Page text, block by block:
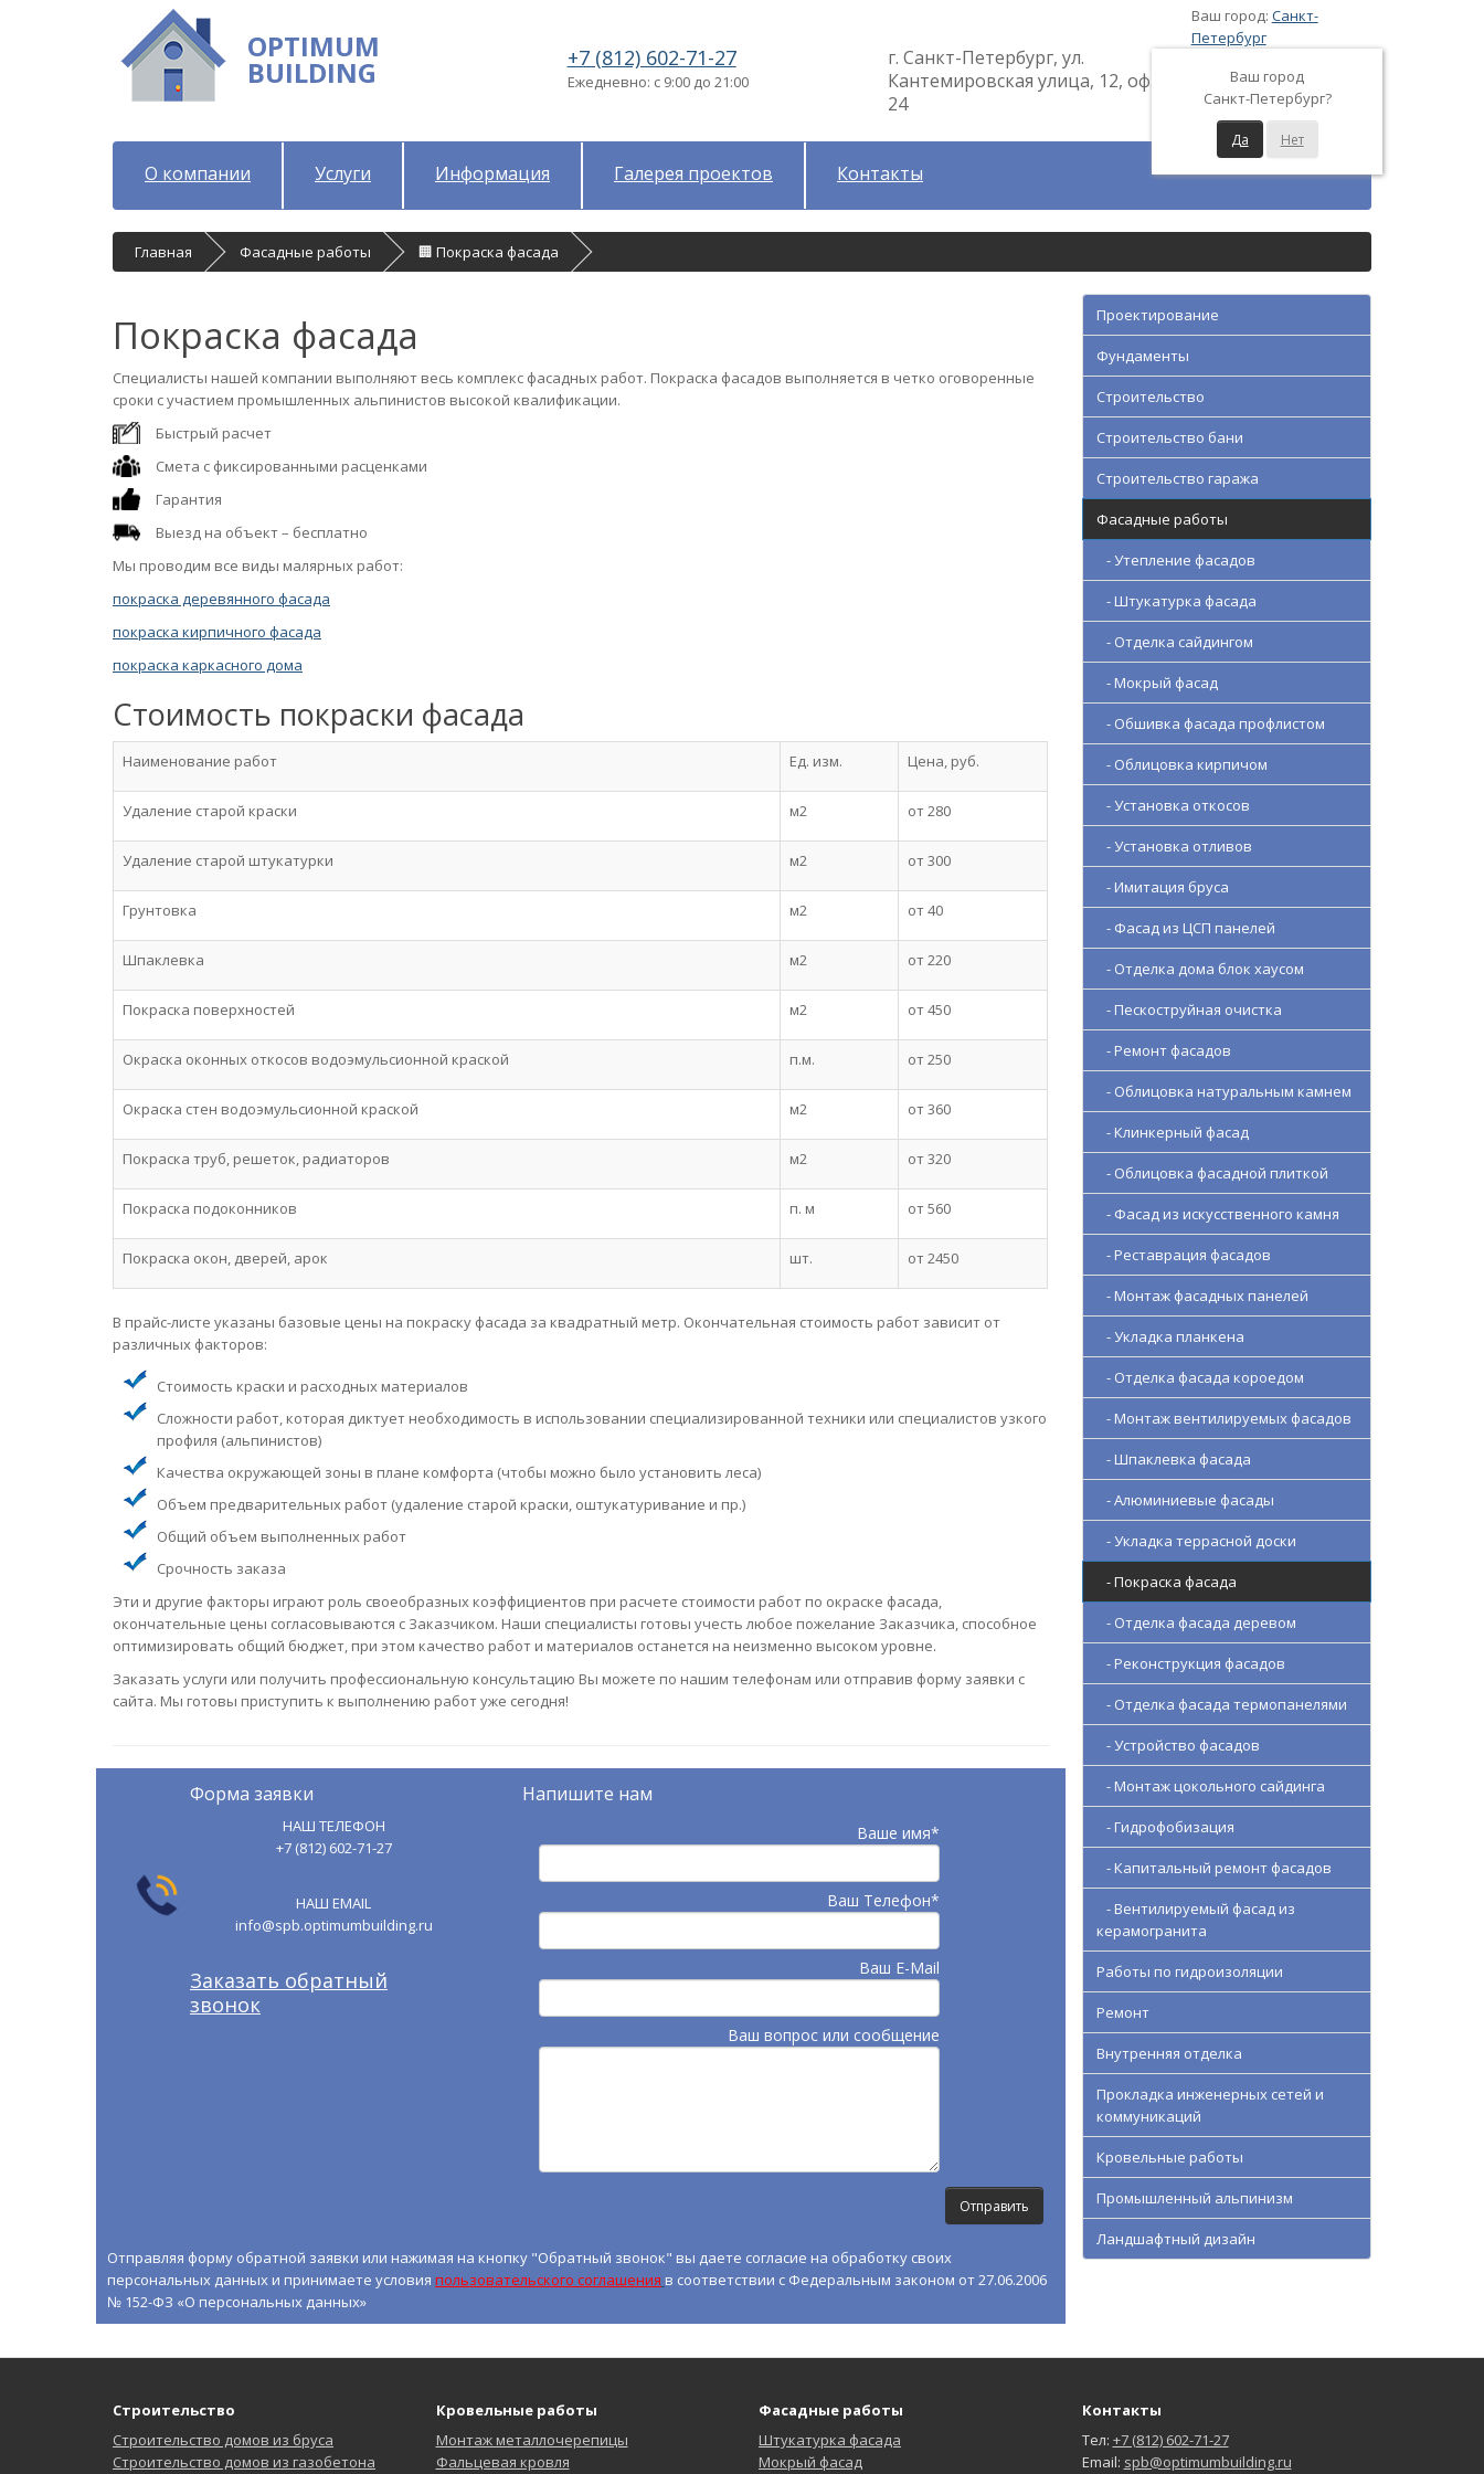
OPTIMUM
BUILDING +7 (812) 602-71-27
Ежедневно: с 9:00 до 21:00
г. Санкт-Петербург, ул.
Кантемировская улица, 12, оф.
24
Ваш город: Санкт-
Петербург
Ваш город
Санкт-Петербург?
Да Нет
О компании Услуги Информация Галерея проектов Контакты
Главная Фасадные работы 🏢 Покраска фасада
Покраска фасада
Специалисты нашей компании выполняют весь комплекс фасадных работ. Покраска фасадов выполняется в четко оговоренные
сроки с участием промышленных альпинистов высокой квалификации.
Быстрый расчет
Смета с фиксированными расценками
Гарантия
Выезд на объект – бесплатно
Мы проводим все виды малярных работ:
покраска деревянного фасада
покраска кирпичного фасада
покраска каркасного дома
Стоимость покраски фасада
Наименование работ Ед. изм. Цена, руб.
Удаление старой краски м2 от 280
Удаление старой штукатурки м2 от 300
Грунтовка м2 от 40
Шпаклевка м2 от 220
Покраска поверхностей м2 от 450
Окраска оконных откосов водоэмульсионной краской п.м. от 250
Окраска стен водоэмульсионной краской м2 от 360
Покраска труб, решеток, радиаторов м2 от 320
Покраска подоконников п. м от 560
Покраска окон, дверей, арок шт. от 2450
В прайс-листе указаны базовые цены на покраску фасада за квадратный метр. Окончательная стоимость работ зависит от
различных факторов:
Стоимость краски и расходных материалов
Сложности работ, которая диктует необходимость в использовании специализированной техники или специалистов узкого
профиля (альпинистов)
Качества окружающей зоны в плане комфорта (чтобы можно было установить леса)
Объем предварительных работ (удаление старой краски, оштукатуривание и пр.)
Общий объем выполненных работ
Срочность заказа
Эти и другие факторы играют роль своеобразных коэффициентов при расчете стоимости работ по окраске фасада,
окончательные цены согласовываются с Заказчиком. Наши специалисты готовы учесть любое пожелание Заказчика, способное
оптимизировать общий бюджет, при этом качество работ и материалов останется на неизменно высоком уровне.
Заказать услуги или получить профессиональную консультацию Вы можете по нашим телефонам или отправив форму заявки с
сайта. Мы готовы приступить к выполнению работ уже сегодня!
Форма заявки
НАШ ТЕЛЕФОН
+7 (812) 602-71-27
НАШ EMAIL
info@spb.optimumbuilding.ru
Заказать обратный
звонок
Напишите нам
Ваше имя*
Ваш Телефон*
Ваш E-Mail
Ваш вопрос или сообщение
Отправляя форму обратной заявки или нажимая на кнопку "Обратный звонок" вы даете согласие на обработку своих
персональных данных и принимаете условия пользовательского соглашения в соответствии с Федеральным законом от 27.06.2006
№ 152-ФЗ «О персональных данных»
Проектирование
Фундаменты
Строительство
Строительство бани
Строительство гаража
Фасадные работы
- Утепление фасадов
- Штукатурка фасада
- Отделка сайдингом
- Мокрый фасад
- Обшивка фасада профлистом
- Облицовка кирпичом
- Установка откосов
- Установка отливов
- Имитация бруса
- Фасад из ЦСП панелей
- Отделка дома блок хаусом
- Пескоструйная очистка
- Ремонт фасадов
- Облицовка натуральным камнем
- Клинкерный фасад
- Облицовка фасадной плиткой
- Фасад из искусственного камня
- Реставрация фасадов
- Монтаж фасадных панелей
- Укладка планкена
- Отделка фасада короедом
- Монтаж вентилируемых фасадов
- Шпаклевка фасада
- Алюминиевые фасады
- Укладка террасной доски
- Покраска фасада
- Отделка фасада деревом
- Реконструкция фасадов
- Отделка фасада термопанелями
- Устройство фасадов
- Монтаж цокольного сайдинга
- Гидрофобизация
- Капитальный ремонт фасадов
- Вентилируемый фасад из
керамогранита
Работы по гидроизоляции
Ремонт
Внутренняя отделка
Прокладка инженерных сетей и
коммуникаций
Кровельные работы
Промышленный альпинизм
Ландшафтный дизайн
Строительство
Строительство домов из бруса
Строительство домов из газобетона
Кровельные работы
Монтаж металлочерепицы
Фальцевая кровля
Фасадные работы
Штукатурка фасада
Мокрый фасад
Контакты
Тел: +7 (812) 602-71-27
Email: spb@optimumbuilding.ru